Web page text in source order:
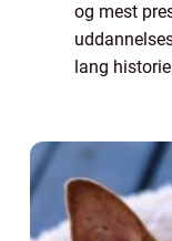
og mest
lang
faciliteter